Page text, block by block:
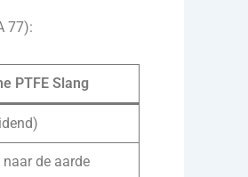
77):
PTFE Slang
de aarde